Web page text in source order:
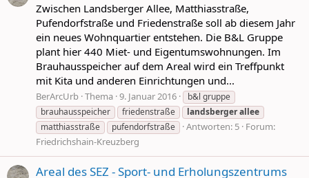
Zwischen Landsberger Allee, Matthiasstraße,
Pufendorfstraße und Friedenstraße soll ab diesem Jahr
ein neues Wohnquartier entstehen. Die B&L Gruppe
plant hier 440 Miet- und Eigentumswohnungen. Im
Brauhausspeicher auf dem Areal wird ein Treffpunkt
mit Kita und anderen Einrichtungen und...
BerArcUrb Thema 9. Januar 2016
b&l gruppe
brauhausspeicher
friedenstraße landsbergerallee
matthiasstraße
pufendorfstraße Antworten: 5 Forum:
Friedrichshain-Kreuzberg
Areal des SEZ - Sport- und Erholungszentrums